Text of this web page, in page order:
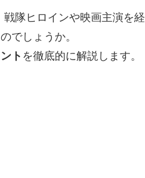
戦隊ヒロインや映画主演を経
でしょうか。
ト を徹底的に解説します。